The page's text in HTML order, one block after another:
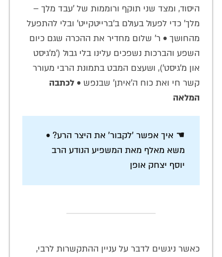
היסוד, ומצד שני תוקף ורוממות של 'עבד מלך –
מלך' כדי לפעול בעולם ב'ברייטקייט' ובלי להתפעל
מהחושך • ר' שלום מחדיר את ההכרה שגם כיום
השפע והברכות נשפכים עלינו בלי גבול ('מ'גיסט
און מ'גיסט'), ושעצם המבט בתמונת הרבי מעורר
קשר חי ואת כוח ה'איתן' שבנפש • לכתבה
המלאה
☚ איך אפשר 'לקבור' את היצר הרע? •
משא מאלף מאת המשפיע הנודע הרב
יוסף יצחק אופן
כאשר ניגשים לדבר על עניין ההתקשרות לרבי,